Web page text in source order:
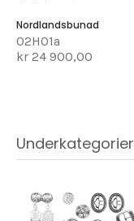
Nordlandsbunad
02H01a
kr 24 900,00
Underkategorier